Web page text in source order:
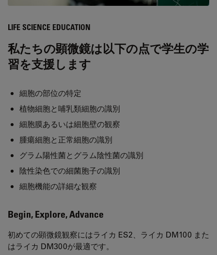
LIFE SCIENCE EDUCATION
私たちの顕微鏡は以下の点で学生の学
習を支援します
細胞の部位の特定
植物細胞と哺乳類細胞の識別
細胞膜あるいは細胞壁の観察
腫瘍細胞と正常細胞の識別
グラム陽性菌とグラム陰性菌の識別
陰性染色での細菌胞子の識別
細胞機能の詳細な観察
Begin, Explore, Advance
初めての顕微鏡観察にはライカ ES2、ライカ DM100 また
はライカ DM300が最適です。